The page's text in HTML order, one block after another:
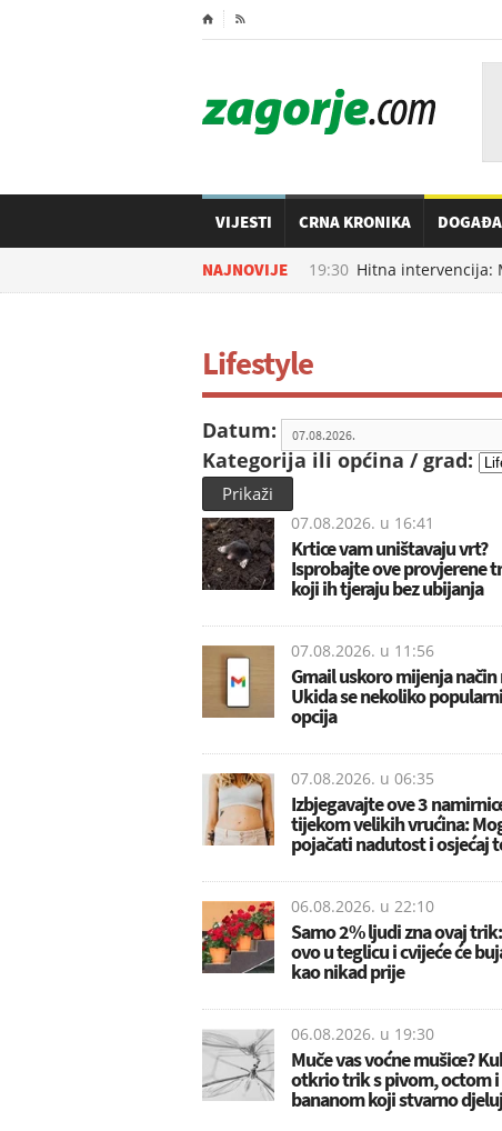
⌂ 
VIJESTI CRNA KRONIKA
NAJNOVIJE
07.08.2026. u 19:30 Hitna intervencija:
Lifestyle
Datum:
Kategorija ili općina / grad:
Prikaži
07.08.2026. u 16:41
Krtice vam uništavaju vrt?
Isprobajte ove provjerene
koji ih tjeraju bez ubijanja
07.08.2026. u 11:56
Gmail uskoro mijenja način
Ukida se nekoliko
opcija
07.08.2026. u 06:35
Izbjegavajte ove 3
tijekom velikih vrućina:
pojačati nadutost i osjećaj
06.08.2026. u 22:10
Samo 2% ljudi zna ovaj
ovo u teglicu i cvijeće će
kao nikad prije
06.08.2026. u 19:30
Muče vas voćne mušice?
otkrio trik s pivom, octom i
bananom koji stvarno